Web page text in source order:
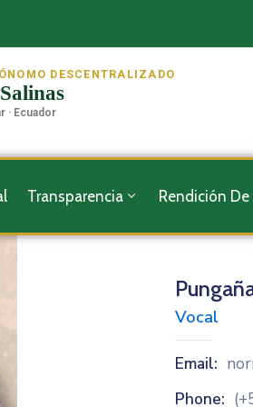
DESCENTRALIZADO
· Ecuador
Transparencia Rendición
Vocal
Email:
Phone: